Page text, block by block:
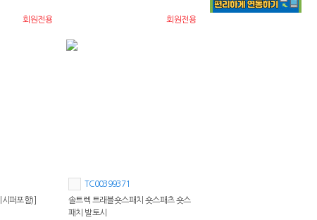
회원전용 회원전용
퍼포함)]
TC00399371
솔트렉 트래블숏스패치 숏스패츠 숏스
패치 발토시